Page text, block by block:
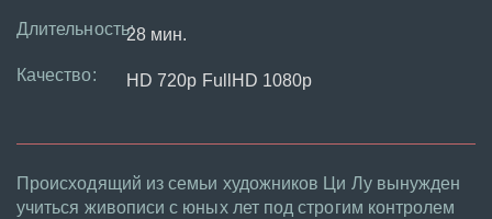
Длительность:28 мин.
Качество: HD 720p FullHD 1080p
Происходящий из семьи художников Ци Лу вынужден
учиться живописи с юных лет под строгим контролем